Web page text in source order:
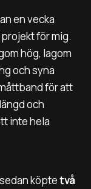
en vecka
för mig.
hög, lagom
och syna
för att
och
inte hela
köptetvå